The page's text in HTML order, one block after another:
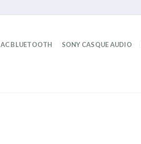
BLUETOOTH SONY CASQUE AUDIO